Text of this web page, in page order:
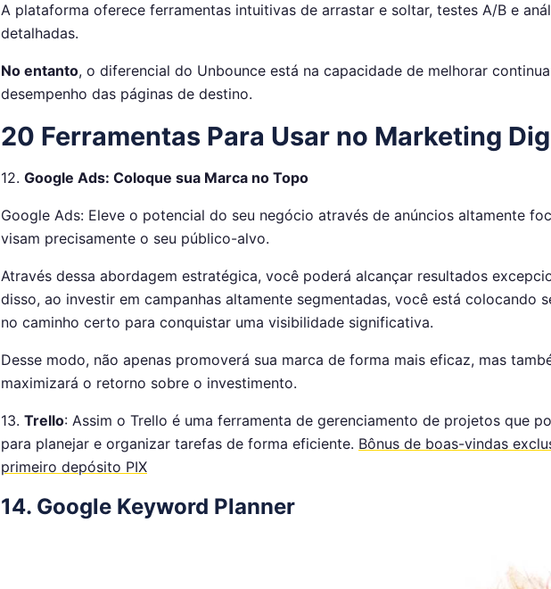
A plataforma oferece ferramentas intuitivas de arrastar e soltar, testes A/B e
detalhadas.
No entanto, o diferencial do Unbounce está na capacidade de melhorar
desempenho das páginas de destino.
20 Ferramentas Para Usar no Marketing
12. Google Ads: Coloque sua Marca no Topo
Google Ads: Eleve o potencial do seu negócio através de anúncios altamente
visam precisamente o seu público-alvo.
Através dessa abordagem estratégica, você poderá alcançar resultados
disso, ao investir em campanhas altamente segmentadas, você está colocando
no caminho certo para conquistar uma visibilidade significativa.
Desse modo, não apenas promoverá sua marca de forma mais eficaz, mas
maximizará o retorno sobre o investimento.
13. Trello: Assim o Trello é uma ferramenta de gerenciamento de projetos que
para planejar e organizar tarefas de forma eficiente. Bônus de boas-vindas
primeiro depósito PIX
14. Google Keyword Planner